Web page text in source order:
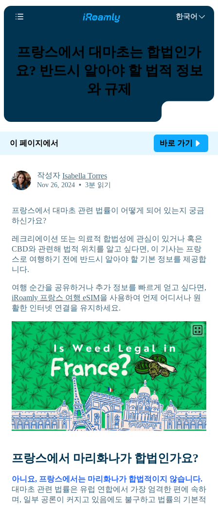
한국어
프랑스에서 대마초는 합법인가
요? 반드시 알아야 할 법적 정보
와 규제
이 페이지에서 바로 가기
작성자 Isabella Torres
Nov 26, 2024 • 3분 읽기
프랑스에서 대마초 관련 법률이 어떻게 되어 있는지 궁금
하신가요?
레크리에이션 또는 의료적 합법성에 관심이 있거나 혹은
CBD와 관련해 법적 위치를 알고 싶다면, 이 기사는 프랑
스로 여행하기 전에 반드시 알아야 할 기본 정보를 제공합
니다.
여행 순간을 공유하거나 추가 정보를 빠르게 얻고 싶다면,
iRoamly 프랑스 여행 eSIM을 사용하여 언제 어디서나 원
활한 인터넷 연결을 유지하세요.
프랑스에서 마리화나가 합법인가요?
아니요, 프랑스에서는 마리화나가 합법적이지 않습니다.
대마초 관련 법률은 유럽 연합에서 가장 엄격한 편에 속하
며, 일부 공론이 커지고 있음에도 불구하고 법률의 기본적